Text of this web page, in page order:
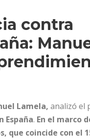
contra
Lamela, analizó el
España. En el marco
que coincide con el